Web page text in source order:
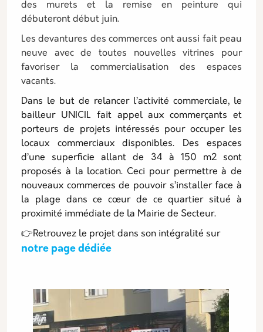
des murets et la remise en peinture qui
débuteront début juin.
Les devantures des commerces ont aussi fait peau
neuve avec de toutes nouvelles vitrines pour
favoriser la commercialisation des espaces
vacants.
Dans le but de relancer l’activité commerciale, le
bailleur UNICIL fait appel aux commerçants et
porteurs de projets intéressés pour occuper les
locaux commerciaux disponibles. Des espaces
d’une superficie allant de 34 à 150 m2 sont
proposés à la location. Ceci pour permettre à de
nouveaux commerces de pouvoir s’installer face à
la plage dans ce cœur de ce quartier situé à
proximité immédiate de la Mairie de Secteur.
👉Retrouvez le projet dans son intégralité sur
notre page dédiée